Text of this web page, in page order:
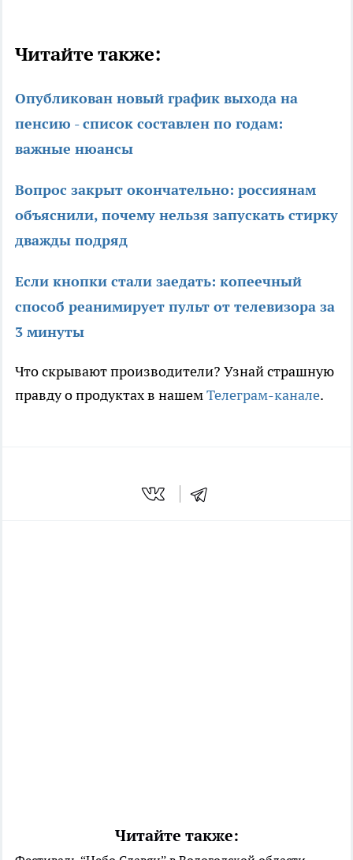
Читайте также:
Опубликован новый график выхода на
пенсию - список составлен по годам:
важные нюансы
Вопрос закрыт окончательно: россиянам
объяснили, почему нельзя запускать стирку
дважды подряд
Если кнопки стали заедать: копеечный
способ реанимирует пульт от телевизора за
3 минуты
Что скрывают производители? Узнай страшную
правду о продуктах в нашемТелеграм-канале.
Читайте также: